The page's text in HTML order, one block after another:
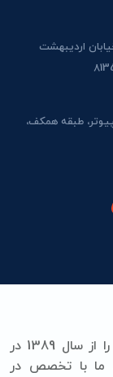
اردیبهشت
طبقه همکف،
پارتوفیکس (پارت ایران سابق) فعالیت خود را از سال 1389 در
ما با تخصص در